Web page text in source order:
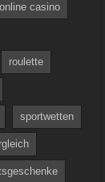
online casino
roulette
sportwetten